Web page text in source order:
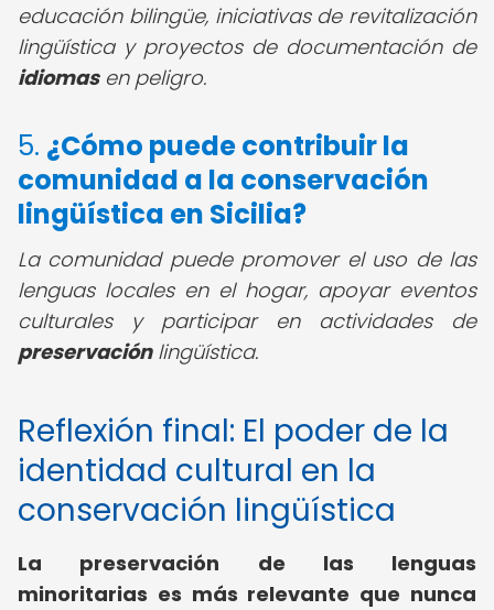
educación bilingüe, iniciativas de revitalización
lingüística y proyectos de documentación de
idiomasen peligro.
5. ¿Cómo puede contribuir la
comunidad a la conservación
lingüística en Sicilia?
La comunidad puede promover el uso de las
lenguas locales en el hogar, apoyar eventos
culturales y participar en actividades de
preservaciónlingüística.
Reflexión final: El poder de la
identidad cultural en la
conservación lingüística
La preservación de las lenguas
minoritarias es más relevante que nunca